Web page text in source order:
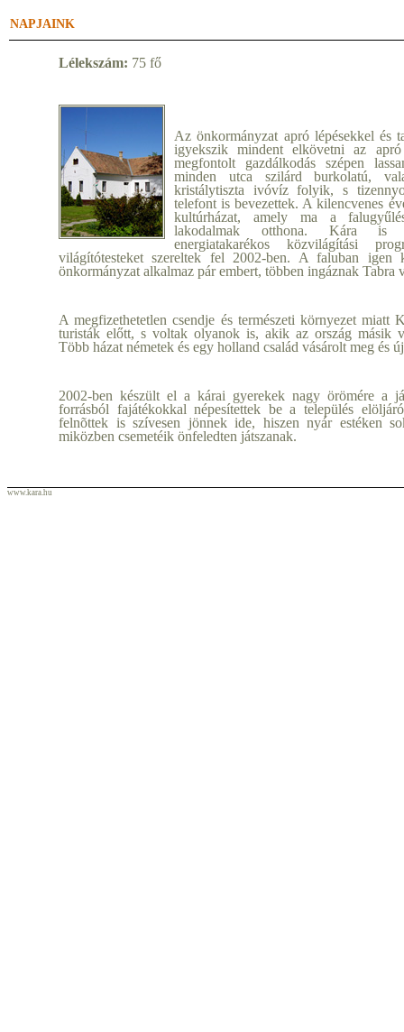
NAPJAINK
Lélekszám: 75 fő
Az önkormányzat apró lépésekkel és
igyekszik mindent elkövetni az
megfontolt gazdálkodás szépen
minden utca szilárd burkolatú,
kristálytiszta ivóvíz folyik, s
telefont is bevezettek. A kilencvenes
kultúrházat, amely ma a
lakodalmak otthona. Kára is
energiatakarékos közvilágítási
világítótesteket szereltek fel 2002-ben. A faluban igen
önkormányzat alkalmaz pár embert, többen ingáznak Tabra
A megfizethetetlen csendje és természeti környezet miatt
turisták előtt, s voltak olyanok is, akik az ország másik
Több házat németek és egy holland család vásárolt meg és
2002-ben készült el a kárai gyerekek nagy örömére a
forrásból fajátékokkal népesítettek be a település
felnõttek is szívesen jönnek ide, hiszen nyár estéken
miközben csemetéik önfeledten játszanak.
www.kara.hu